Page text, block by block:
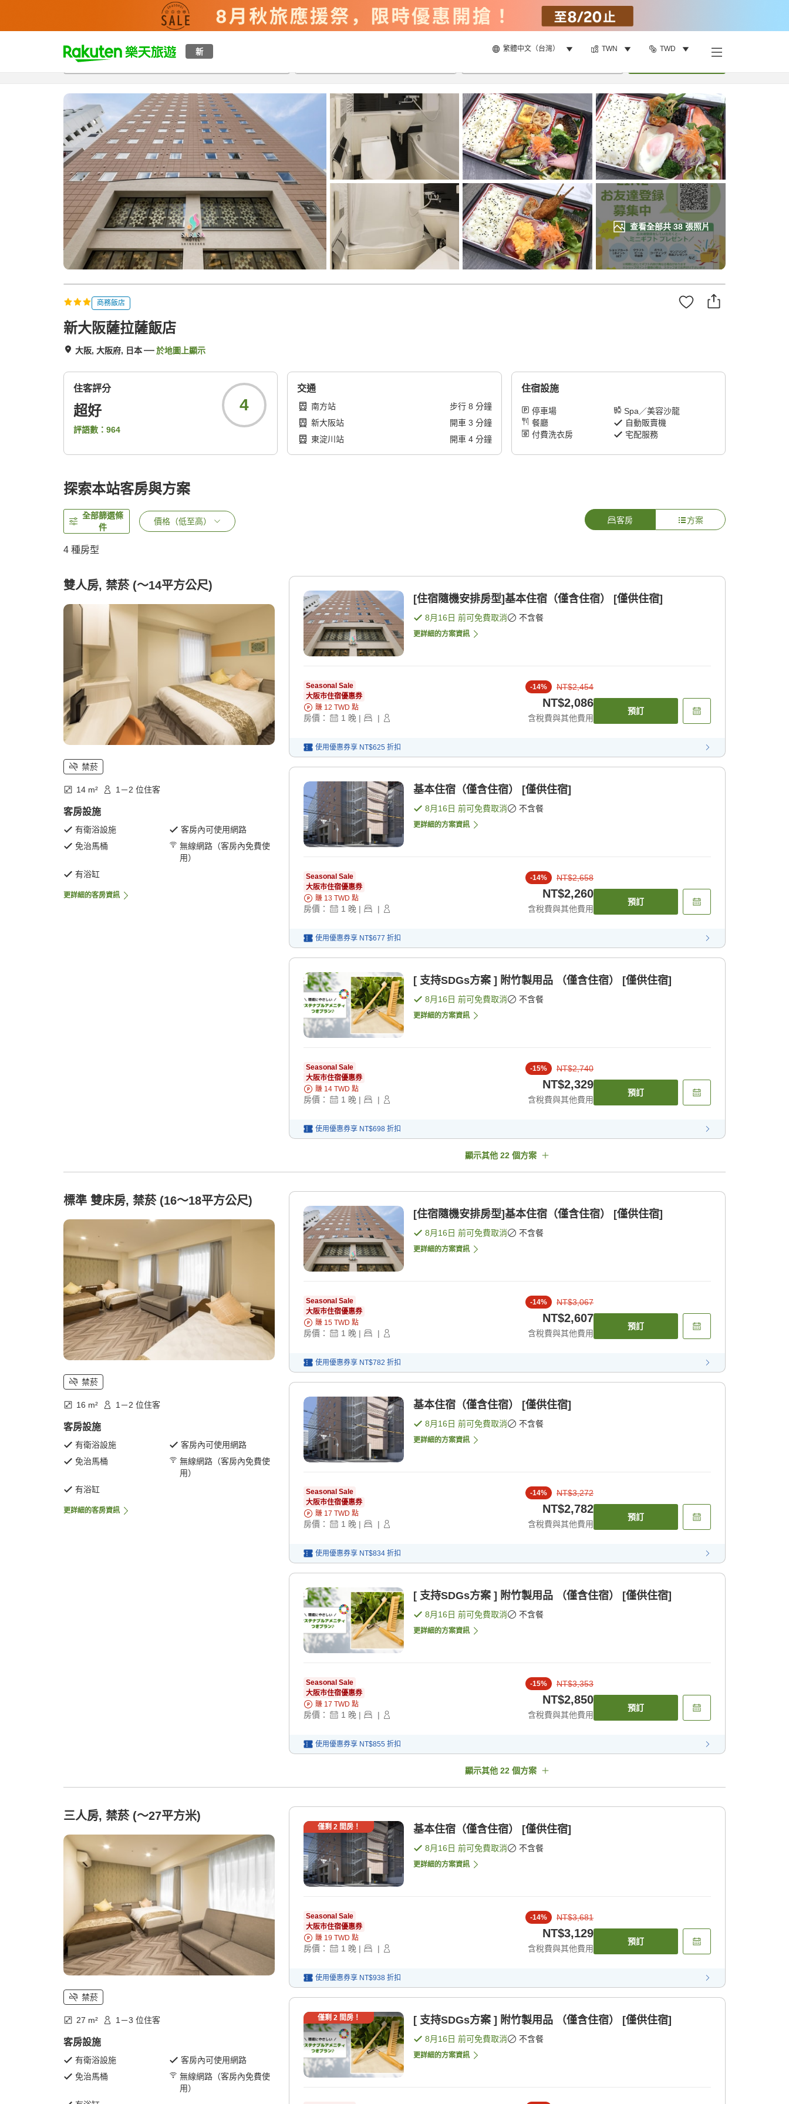
新 繁體中文（台灣） TWN TWD
t
p
a
g
_
s
e
a
r
c
h
查看全部共38張照片
總覽客房與方案評語特點設施
商務飯店
新大阪薩拉薩飯店
大阪, 大阪府, 日本 於地圖上顯示
住客評分
超好
評語數： 964
4
交通
南方站 步行 8 分鐘
新大阪站
開車 3 分鐘
東淀川站
開車 4分鐘
住宿設施
停車場
Spa／美容沙龍
餐廳
自動販賣機
付費洗衣房
宅配服務
探索本站客房與方案
全部篩選條
件
價格（低至高） 客房 方案
4 種房型
雙人房, 禁菸 (～14平方公尺)
禁菸
14 m² 1－2 位住客
客房設施
有衛浴設施
客房內可使用網路
免治馬桶
無線網路（客房內免費使
用）
有浴缸
更詳細的客房資訊
[住宿隨機安排房型]基本住宿（僅含住宿） [僅供住宿]
8月16日 前可免費取消 不含餐
更詳細的方案資訊
Seasonal Sale
大阪市住宿優惠券
賺 12 TWD 點
房價： 1 晚 | |
-14% NT$2,454
NT$2,086
含稅費與其他費用
預訂
使用優惠券享 NT$625 折扣
基本住宿（僅含住宿） [僅供住宿]
8月16日 前可免費取消 不含餐
更詳細的方案資訊
Seasonal Sale
大阪市住宿優惠券
賺 13 TWD 點
房價： 1 晚 | |
-14% NT$2,658
NT$2,260
含稅費與其他費用
預訂
使用優惠券享 NT$677 折扣
[ 支持SDGs方案 ] 附竹製用品 （僅含住宿） [僅供住宿]
8月16日 前可免費取消 不含餐
更詳細的方案資訊
Seasonal Sale
大阪市住宿優惠券
賺 14 TWD 點
房價： 1 晚 | |
-15% NT$2,740
NT$2,329
含稅費與其他費用
預訂
使用優惠券享 NT$698 折扣
顯示其他 22 個方案
標準 雙床房, 禁菸 (16～18平方公尺)
禁菸
16 m² 1－2 位住客
客房設施
有衛浴設施
客房內可使用網路
免治馬桶
無線網路（客房內免費使
用）
有浴缸
更詳細的客房資訊
[住宿隨機安排房型]基本住宿（僅含住宿） [僅供住宿]
8月16日 前可免費取消 不含餐
更詳細的方案資訊
Seasonal Sale
大阪市住宿優惠券
賺 15 TWD 點
房價： 1 晚 | |
-14% NT$3,067
NT$2,607
含稅費與其他費用
預訂
使用優惠券享 NT$782 折扣
基本住宿（僅含住宿） [僅供住宿]
8月16日 前可免費取消 不含餐
更詳細的方案資訊
Seasonal Sale
大阪市住宿優惠券
賺 17 TWD 點
房價： 1 晚 | |
-14% NT$3,272
NT$2,782
含稅費與其他費用
預訂
使用優惠券享 NT$834 折扣
[ 支持SDGs方案 ] 附竹製用品 （僅含住宿） [僅供住宿]
8月16日 前可免費取消 不含餐
更詳細的方案資訊
Seasonal Sale
大阪市住宿優惠券
賺 17 TWD 點
房價： 1 晚 | |
-15% NT$3,353
NT$2,850
含稅費與其他費用
預訂
使用優惠券享 NT$855 折扣
顯示其他 22 個方案
三人房, 禁菸 (～27平方米)
禁菸
27 m² 1－3 位住客
客房設施
有衛浴設施
客房內可使用網路
免治馬桶
無線網路（客房內免費使
用）
僅剩 2間房！ 基本住宿（僅含住宿） [僅供住宿]
8月16日 前可免費取消 不含餐
更詳細的方案資訊
Seasonal Sale
大阪市住宿優惠券
賺 19 TWD 點
房價： 1 晚 | |
-14% NT$3,681
NT$3,129
含稅費與其他費用
預訂
使用優惠券享 NT$938 折扣
僅剩 2間房！ [ 支持SDGs方案 ] 附竹製用品 （僅含住宿） [僅供住宿]
8月16日 前可免費取消 不含餐
更詳細的方案資訊